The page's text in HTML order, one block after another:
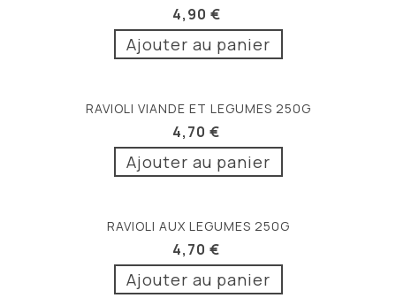
4,90 €
Ajouter au panier
RAVIOLI VIANDE ET LEGUMES 250G
4,70 €
Ajouter au panier
RAVIOLI AUX LEGUMES 250G
4,70 €
Ajouter au panier